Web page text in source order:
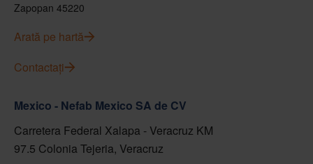
Zapopan 45220
Arată pe hartă
Contactați
Mexico - Nefab Mexico SA de CV
Carretera Federal Xalapa - Veracruz KM
97.5 Colonia Tejeria, Veracruz